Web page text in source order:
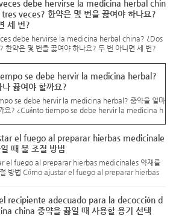
debe hervirse la medicina herbal chin
veces? 한약은 몇 번을 끓여야 하나요?
세 번?
debe hervirse la medicina herbal china? ¿Dos
한약은 몇 번을 끓여야 하나요? 두 번 아니면 세 번?
se debe hervir la medicina herbal?
나 끓여야 할까요?
se debe hervir la medicina herbal? 중약을 얼마
요? ¿Cuánto tiempo se debe hervir la medicina h
el fuego al preparar hierbas medicinale
때 불 조절 방법
el fuego al preparar hierbas medicinales 약재를
절 방법 Cómo ajustar el fuego al preparar hierbas
recipiente adecuado para la decocción d
china 중약을 끓일 때 사용할 용기 선택